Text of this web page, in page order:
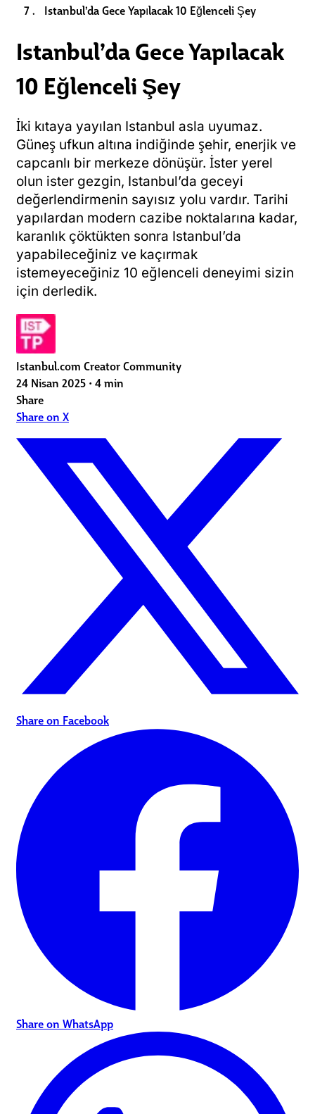
Istanbul’da Gece Yapılacak 10 Eğlenceli Şey
Istanbul’da Gece Yapılacak
10 Eğlenceli Şey
İki kıtaya yayılan Istanbul asla uyumaz.
Güneş ufkun altına indiğinde şehir, enerjik ve
capcanlı bir merkeze dönüşür. İster yerel
olun ister gezgin, Istanbul’da geceyi
değerlendirmenin sayısız yolu vardır. Tarihi
yapılardan modern cazibe noktalarına kadar,
karanlık çöktükten sonra Istanbul’da
yapabileceğiniz ve kaçırmak
istemeyeceğiniz 10 eğlenceli deneyimi sizin
için derledik.
Istanbul.com Creator Community
24 Nisan 2025 • 4 min
Share
Share on X
Share on Facebook
Share on WhatsApp